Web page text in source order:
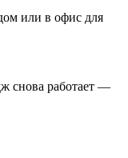
или в офис для
снова работает —